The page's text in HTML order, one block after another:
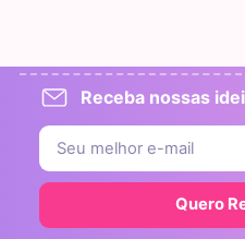
Receba nossas
Quero